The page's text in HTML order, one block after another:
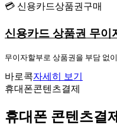
💳 신용카드상품권구매
신용카드 상품권 무이
무이자할부로 상품권을 부담 없
바로콕자세히 보기
휴대폰콘텐츠결제
휴대폰 콘텐츠결